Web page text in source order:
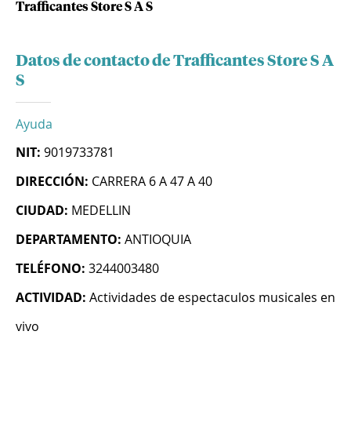
Trafficantes Store S A S
Datos de contacto de Trafficantes Store S A
S
Ayuda
NIT: 9019733781
DIRECCIÓN: CARRERA 6 A 47 A 40
CIUDAD: MEDELLIN
DEPARTAMENTO: ANTIOQUIA
TELÉFONO: 3244003480
ACTIVIDAD: Actividades de espectaculos musicales en
vivo